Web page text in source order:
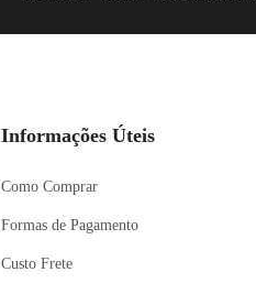
Informações Úteis
Como Comprar
Formas de Pagamento
Custo Frete